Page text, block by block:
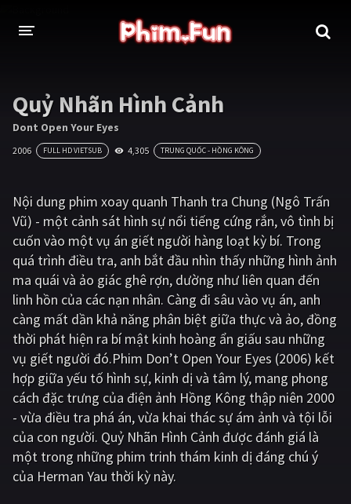
THỂ LOẠI
Thần thoại - Cổ trang
Tâm lý Chiến tranh
Kinh dị Tội phạm - Hình sự
Phiêu lưu Hài hước
Viễn tưởng Khoa học - Tài liệu
Hoạt hình Thể thao
Tình cảm - Lãng mạn Kỳ ảo
Giật gân Gia đình
Bí ẩn Lịch sử
Viễn Tây Tiểu sử
GameShow
Quỷ Nhãn Hình Cảnh
Dont Open Your Eyes
2006 FULL HD VIETSUB 4,305 TRUNG QUỐC - HỒNG KÔNG
Nội dung phim xoay quanh Thanh tra Chung (Ngô Trấn
Vũ) - một cảnh sát hình sự nổi tiếng cứng rắn, vô tình bị
cuốn vào một vụ án giết người hàng loạt kỳ bí. Trong
quá trình điều tra, anh bắt đầu nhìn thấy những hình ảnh
ma quái và ảo giác ghê rợn, dường như liên quan đến
linh hồn của các nạn nhân. Càng đi sâu vào vụ án, anh
càng mất dần khả năng phân biệt giữa thực và ảo, đồng
thời phát hiện ra bí mật kinh hoàng ẩn giấu sau những
vụ giết người đó.Phim Don’t Open Your Eyes (2006) kết
hợp giữa yếu tố hình sự, kinh dị và tâm lý, mang phong
cách đặc trưng của điện ảnh Hồng Kông thập niên 2000
- vừa điều tra phá án, vừa khai thác sự ám ảnh và tội lỗi
của con người. Quỷ Nhãn Hình Cảnh được đánh giá là
một trong những phim trinh thám kinh dị đáng chú ý
của Herman Yau thời kỳ này.